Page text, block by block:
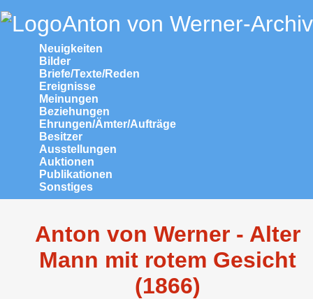
Anton von Werner-Archiv
Neuigkeiten
Bilder
Briefe/Texte/Reden
Ereignisse
Meinungen
Beziehungen
Ehrungen/Ämter/Aufträge
Besitzer
Ausstellungen
Auktionen
Publikationen
Sonstiges
Anton von Werner - Alter
Mann mit rotem Gesicht
(1866)